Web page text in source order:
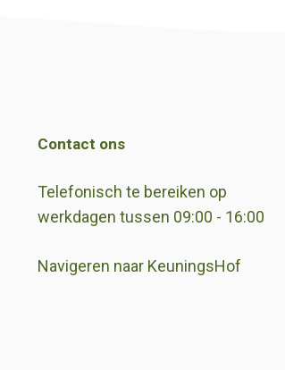
Contact ons
Telefonisch te bereiken op
werkdagen tussen 09:00 - 16:00
Navigeren naar KeuningsHof